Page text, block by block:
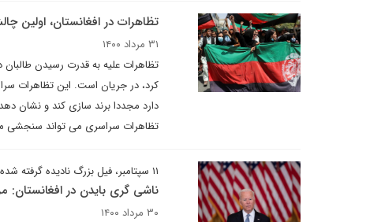
تظاهرات در افغانستان، اولین
۳۱ مرداد ۱۴۰۰
تظاهرات علیه به قدرت رسیدن
کرد، در جریان است. این تظاهرات
دارد مجددا برند سازی کند و نشان
تظاهرات سراسری می تواند سنجشی
۱۱ سپتامبر، فیل بزرگ نادیده گرفته شده در اتاق
ناشی گری بایدن در افغانستان:
۳۰ مرداد ۱۴۰۰